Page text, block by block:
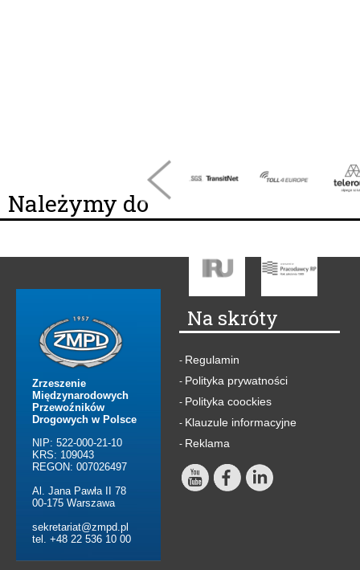
Należymy do
Zrzeszenie
Międzynarodowych
Przewoźników
Drogowych w Polsce
NIP: 522-000-21-10
KRS: 109043
REGON: 007026497
Al. Jana Pawła II 78
00-175 Warszawa
sekretariat@zmpd.pl
tel. +48 22 536 10 00
Na skróty
- Regulamin
- Polityka prywatności
- Polityka coockies
- Klauzule informacyjne
- Reklama